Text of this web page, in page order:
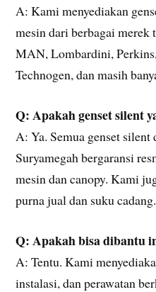
A: Kami menyediakan
mesin dari berbagai
MAN, Lombardini,
Technogen, dan masih
Q: Apakah genset silent
A: Ya. Semua genset
Suryamegah bergaransi
mesin dan canopy. Kami
purna jual dan suku cadang.
Q: Apakah bisa dibantu
A: Tentu. Kami
instalasi, dan perawatan